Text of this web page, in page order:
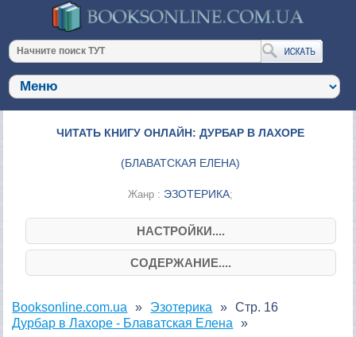
ЧИТАТЬ КНИГУ ОНЛАЙН: ДУРБАР В ЛАХОРЕ
(БЛАВАТСКАЯ ЕЛЕНА)
Жанр : ЭЗОТЕРИКА;
НАСТРОЙКИ....
СОДЕРЖАНИЕ....
Booksonline.com.ua
Эзотерика
Дурбар в Лахоре - Блаватская Елена
Стр. 16